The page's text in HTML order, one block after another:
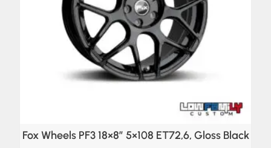
Fox Wheels PF3 18×8″ 5×108 ET72,6, Gloss Black